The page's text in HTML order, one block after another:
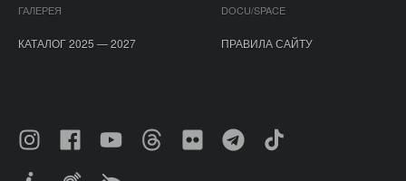
ГАЛЕРЕЯ
DOCU/SPACE
КАТАЛОГ 2025 — 2027 ПРАВИЛА САЙТУ